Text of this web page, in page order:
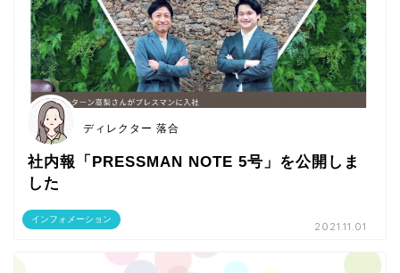
インフォメーション
ディレクター 落合
社内報「PRESSMAN NOTE 5号」を公開しま
した
2021.11.01